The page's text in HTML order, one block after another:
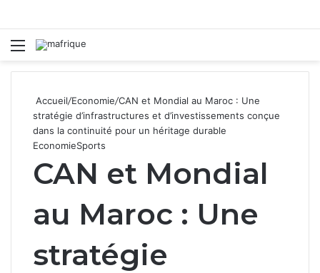
Menu
Accueil/Economie/CAN et Mondial au Maroc : Une
stratégie d’infrastructures et d’investissements conçue
dans la continuité pour un héritage durable
EconomieSports
CAN et Mondial
au Maroc : Une
stratégie